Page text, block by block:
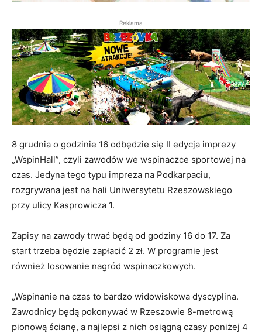
Reklama
8 grudnia o godzinie 16 odbędzie się II edycja imprezy
„WspinHall”, czyli zawodów we wspinaczce sportowej na
czas. Jedyna tego typu impreza na Podkarpaciu,
rozgrywana jest na hali Uniwersytetu Rzeszowskiego
przy ulicy Kasprowicza 1.
Zapisy na zawody trwać będą od godziny 16 do 17. Za
start trzeba będzie zapłacić 2 zł. W programie jest
również losowanie nagród wspinaczkowych.
„Wspinanie na czas to bardzo widowiskowa dyscyplina.
Zawodnicy będą pokonywać w Rzeszowie 8-metrową
pionową ścianę, a najlepsi z nich osiągną czasy poniżej 4